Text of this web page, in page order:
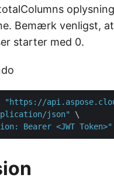
Bemærk venligst,
starter med 0.
"https://
json"
\
Bearer <JWT Token>"